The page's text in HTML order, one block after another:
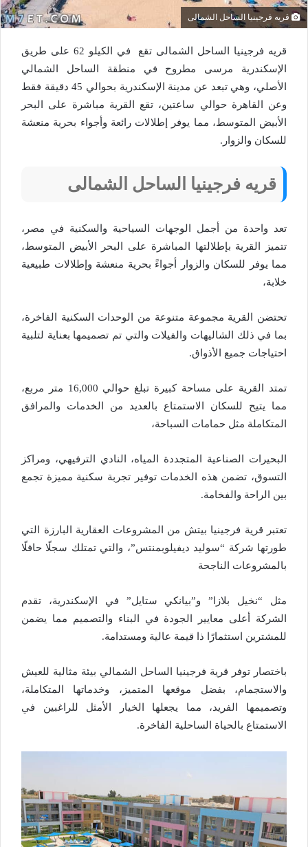
قريه فرجينيا الساحل الشمالى
قريه فرجينيا الساحل الشمالى تقع في الكيلو 62 على طريق
الإسكندرية مرسى مطروح في منطقة الساحل الشمالي
الأصلي، وهي تبعد عن مدينة الإسكندرية بحوالي 45 دقيقة فقط
وعن القاهرة حوالي ساعتين، تقع القرية مباشرة على البحر
الأبيض المتوسط، مما يوفر إطلالات رائعة وأجواء بحرية منعشة
للسكان والزوار​.
قريه فرجينيا الساحل الشمالى
تعد واحدة من أجمل الوجهات السياحية والسكنية في مصر،
تتميز القرية بإطلالتها المباشرة على البحر الأبيض المتوسط،
مما يوفر للسكان والزوار أجواءً بحرية منعشة وإطلالات طبيعية
خلابة،
تحتضن القرية مجموعة متنوعة من الوحدات السكنية الفاخرة،
بما في ذلك الشاليهات والفيلات والتي تم تصميمها بعناية لتلبية
احتياجات جميع الأذواق.
تمتد القرية على مساحة كبيرة تبلغ حوالي 16,000 متر مربع،
مما يتيح للسكان الاستمتاع بالعديد من الخدمات والمرافق
المتكاملة مثل حمامات السباحة،
البحيرات الصناعية المتجددة المياه، النادي الترفيهي، ومراكز
التسوق، تضمن هذه الخدمات توفير تجربة سكنية مميزة تجمع
بين الراحة والفخامة.
تعتبر قرية فرجينيا بيتش من المشروعات العقارية البارزة التي
طورتها شركة “سوليد ديفيلوبمنتس”، والتي تمتلك سجلًا حافلًا
بالمشروعات الناجحة
مثل “نخيل بلازا” و”بيانكي ستايل” في الإسكندرية، تقدم
الشركة أعلى معايير الجودة في البناء والتصميم مما يضمن
للمشترين استثمارًا ذا قيمة عالية ومستدامة.
باختصار توفر قرية فرجينيا الساحل الشمالي بيئة مثالية للعيش
والاستجمام، بفضل موقعها المتميز، وخدماتها المتكاملة،
وتصميمها الفريد، مما يجعلها الخيار الأمثل للراغبين في
الاستمتاع بالحياة الساحلية الفاخرة.